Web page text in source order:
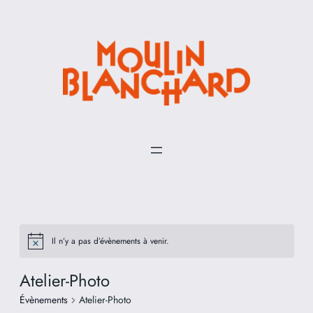
Il n’y a pas d’évènements à venir.
Atelier-Photo
Évènements Atelier-Photo